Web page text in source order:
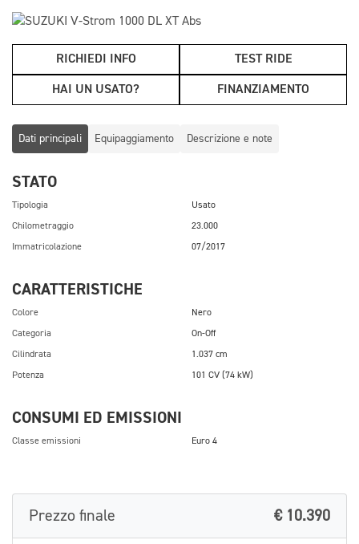
RICHIEDI INFO TEST RIDE
HAI UN USATO? FINANZIAMENTO
Dati principali Equipaggiamento Descrizione e note
STATO
Tipologia Usato
Chilometraggio 23.000
Immatricolazione 07/2017
CARATTERISTICHE
Colore Nero
Categoria On-Off
Cilindrata 1.037 cm
Potenza 101 CV (74 kW)
CONSUMI ED EMISSIONI
Classe emissioni Euro 4
Prezzo finale € 10.390